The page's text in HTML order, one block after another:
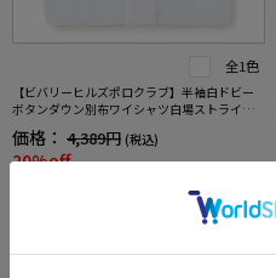
全1色
【ビバリーヒルズポロクラブ】半袖白ドビー
ボタンダウン別布ワイシャツ白場ストライプ
価格： 4,389円 (税込)
20%off